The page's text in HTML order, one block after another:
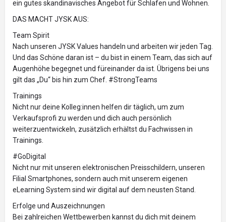
ein gutes skandinavisches Angebot für Schlafen und Wohnen.
DAS MACHT JYSK AUS:
Team Spirit
Nach unseren JYSK Values handeln und arbeiten wir jeden Tag.
Und das Schöne daran ist – du bist in einem Team, das sich auf
Augenhöhe begegnet und füreinander da ist. Übrigens bei uns
gilt das „Du“ bis hin zum Chef. #StrongTeams
Trainings
Nicht nur deine Kolleg:innen helfen dir täglich, um zum
Verkaufsprofi zu werden und dich auch persönlich
weiterzuentwickeln, zusätzlich erhältst du Fachwissen in
Trainings.
#GoDigital
Nicht nur mit unseren elektronischen Preisschildern, unseren
Filial Smartphones, sondern auch mit unserem eigenen
eLearning System sind wir digital auf dem neusten Stand.
Erfolge und Auszeichnungen
Bei zahlreichen Wettbewerben kannst du dich mit deinem